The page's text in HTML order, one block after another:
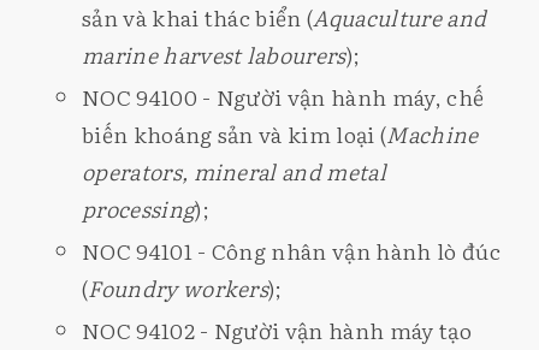
sản và khai thác biển (Aquaculture and
marine harvest labourers);
NOC 94100 - Người vận hành máy, chế
biến khoáng sản và kim loại (Machine
operators, mineral and metal
processing);
NOC 94101 - Công nhân vận hành lò đúc
(Foundry workers);
NOC 94102 - Người vận hành máy tạo